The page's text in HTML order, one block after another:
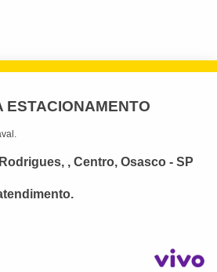
ESTACIONAMENTO
, Centro, Osasco - SP